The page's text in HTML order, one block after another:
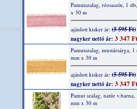
Pamutszalag, rózsaszín, 1
x 30 m
ajánlott kisker ár: (5 595 Ft)
nagyker nettó ár: 3 347 Ft
Pamutszalag, mustársárga,
mm x 30 m
ajánlott kisker ár: (5 595 Ft)
nagyker nettó ár: 3 347 Ft
Pamut szalag, natúr
mm x 30 m